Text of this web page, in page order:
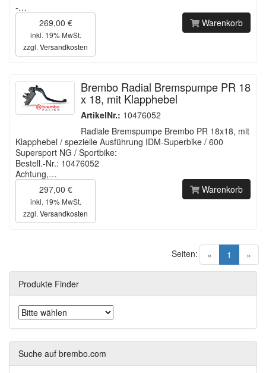
-…
269,00 €
inkl. 19% MwSt.
zzgl. Versandkosten
Warenkorb
Brembo Radial Bremspumpe PR 18
x 18, mit Klapphebel
ArtikelNr.: 10476052
Radiale Bremspumpe Brembo PR 18x18, mit
Klapphebel / spezielle Ausführung IDM-Superbike / 600
Supersport NG / Sportbike:
Bestell.-Nr.: 10476052
Achtung,…
297,00 €
inkl. 19% MwSt.
zzgl. Versandkosten
Warenkorb
« 1 (current)
»
Seiten:
Produkte Finder
Suche auf brembo.com